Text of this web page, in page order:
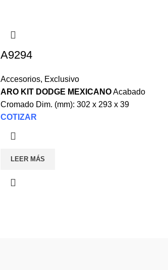
A9294
Accesorios, Exclusivo
ARO KIT DODGE MEXICANOAcabado
Cromado Dim. (mm): 302 x 293 x 39
COTIZAR
LEER MÁS